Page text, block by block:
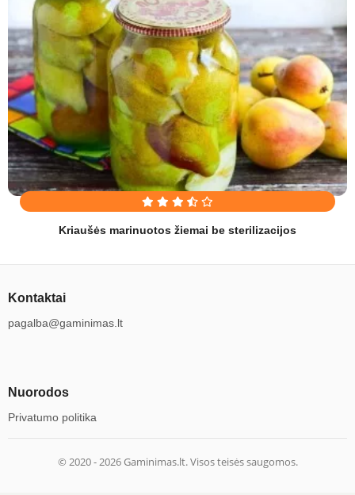
Kriaušės marinuotos žiemai be sterilizacijos
Kontaktai
pagalba@gaminimas.lt
Nuorodos
Privatumo politika
© 2020 -2026Gaminimas.lt. Visos teisės saugomos.